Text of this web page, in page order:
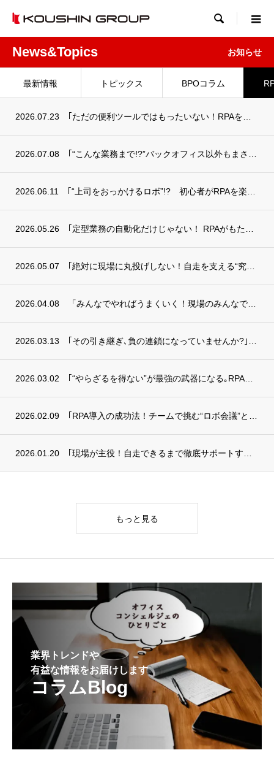

News&Topics お知らせ
最新情報 トピックス BPOコラム
2026.07.23
2026.07.08
2026.06.11
2026.05.26
2026.05.07
2026.04.08
2026.03.13
2026.03.02
2026.02.09
2026.01.20
もっと見る
業界トレンドや
有益な情報をお届けします
コラムBlog